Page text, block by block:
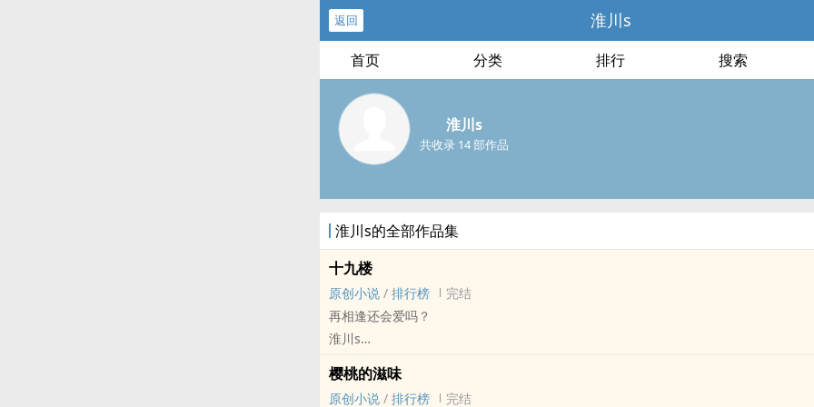
返回 淮川s
首页 分类 排行 搜索
淮川s
共收录 14 部作品
淮川s的全部作品集
十九楼
原创小说 / 排行榜
完结
再相逢还会爱吗？
淮川s
狗血 - 娱乐圈 - 重生
樱桃的滋味
原创小说 / 排行榜 完结